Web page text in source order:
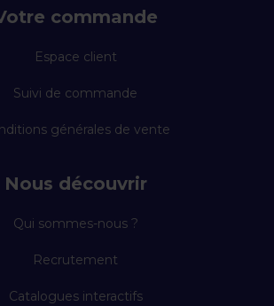
commande
Espace client
Suivi de commande
générales de vente
Nous découvrir
Qui sommes-nous ?
Recrutement
Catalogues interactifs